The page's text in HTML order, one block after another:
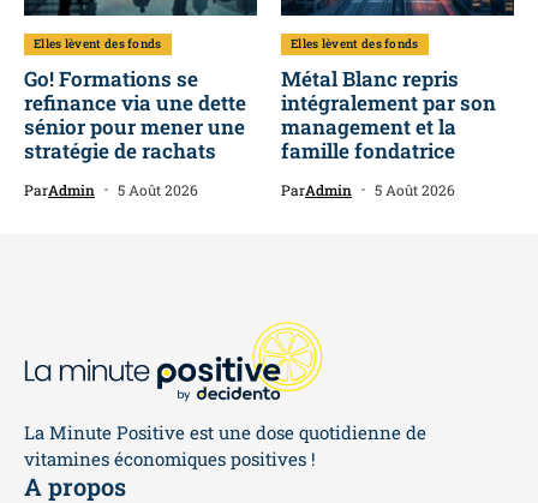
Elles lèvent des fonds
Go! Formations se
refinance via une dette
sénior pour mener une
stratégie de rachats
ParAdmin 5 Août 2026
Elles lèvent des fonds
Métal Blanc repris
intégralement par son
management et la
famille fondatrice
ParAdmin 5 Août 2026
La Minute Positive est une dose quotidienne de
vitamines économiques positives !
A propos